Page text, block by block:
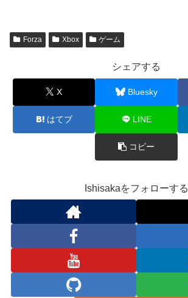
Forza Xbox ゲーム
シェアする
X Bluesky
はてブ LINE
コピー
Ishisakaをフォローする